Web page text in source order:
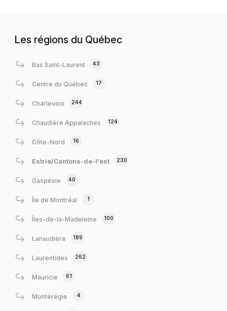
Les régions du Québec
Bas Saint-Laurent 43
Centre du Québec 17
Charlevoix 244
Chaudière Appalaches 124
Côte-Nord 16
Estrie/Cantons-de-l'est 230
Gaspésie 40
Île de Montréal 1
Îles-de-la-Madeleine 100
Lanaudière 189
Laurentides 262
Mauricie 61
Montérégie 4